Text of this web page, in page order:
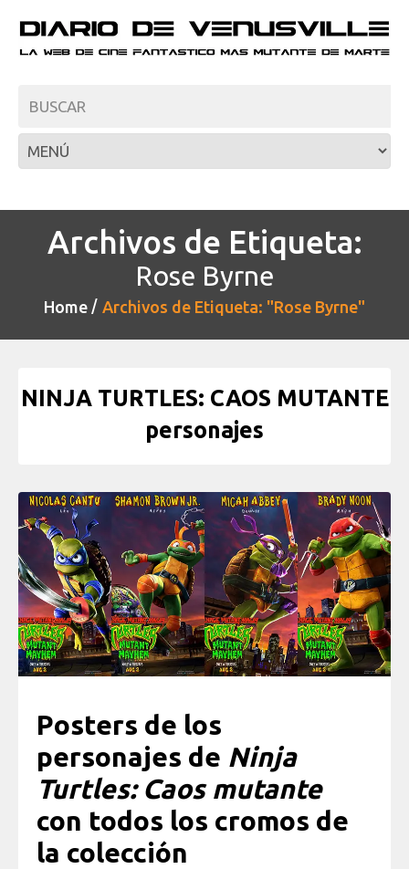
Archivos de Etiqueta:
Rose Byrne
Home Archivos de Etiqueta: "Rose Byrne"
NINJA TURTLES: CAOS MUTANTE
personajes
Posters de los
personajes de Ninja
Turtles: Caos mutante
con todos los cromos de
la colección